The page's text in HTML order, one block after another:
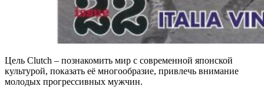
Цель Clutch – познакомить мир с современной японской
культурой, показать её многообразие, привлечь внимание
молодых прогрессивных мужчин.